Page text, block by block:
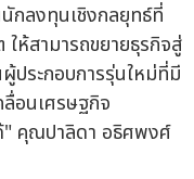
กลงทุนเชิงกลยุทธ์ที่
ห้สามารถขยายธุรกิจสู่
ประกอบการรุ่นใหม่ที่มี
อนเศรษฐกิจ
" คุณปาลิดา อธิศพงศ์